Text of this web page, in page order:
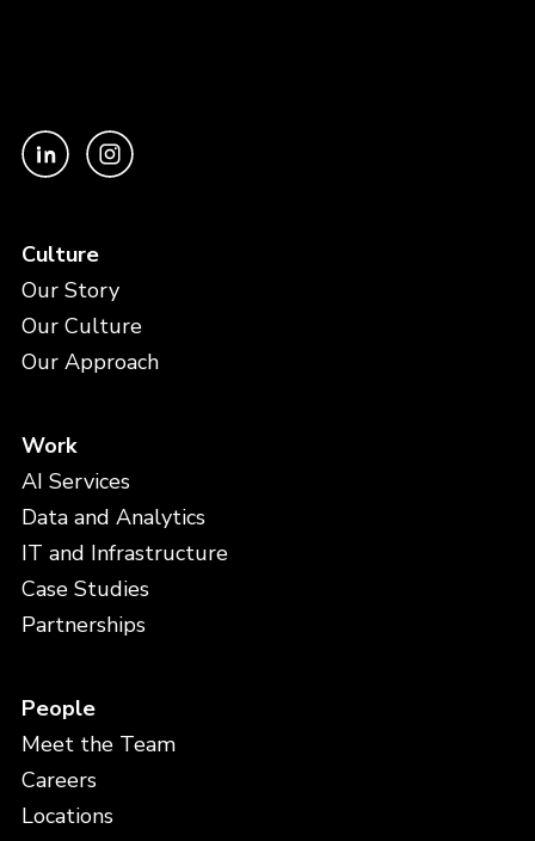
Culture
Our Story
Our Culture
Our Approach
Work
AI Services
Data and Analytics
IT and Infrastructure
Case Studies
Partnerships
People
Meet the Team
Careers
Locations